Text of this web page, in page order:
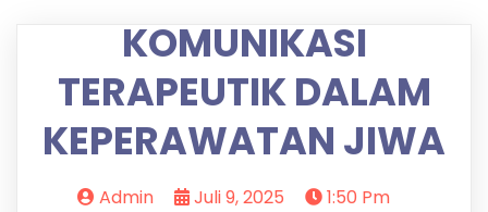
KOMUNIKASI
TERAPEUTIK DALAM
KEPERAWATAN JIWA
Admin Juli 9, 2025
1:50 Pm